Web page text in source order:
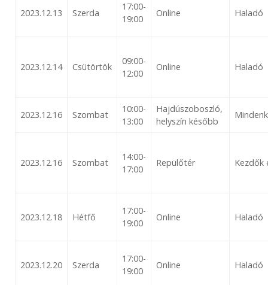
2023.12.13 Szerda
17:00-
19:00
Online Haladó
2023.12.14 Csütörtök
09:00-
12:00
Online Haladó
2023.12.16 Szombat
10:00-
13:00
Hajdúszoboszló,
helyszín később
2023.12.16 Szombat
14:00-
17:00
Repülőtér Kezdők
2023.12.18 Hétfő
17:00-
19:00
Online Haladó
2023.12.20 Szerda
17:00-
19:00
Online Haladó